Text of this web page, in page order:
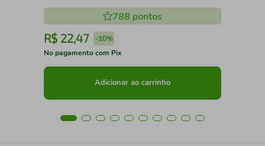
788 pontos
R$ 22,47 -10%
No pagamento com Pix
Adicionar ao carrinho